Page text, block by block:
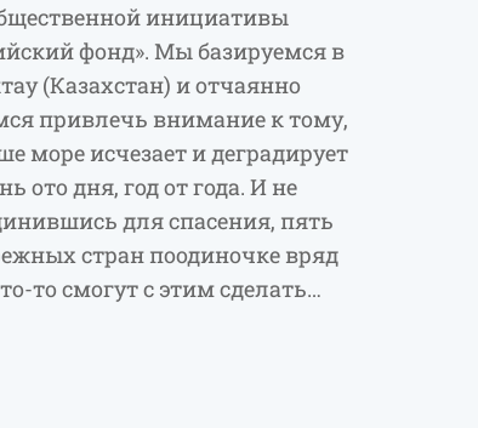
инициативы
фонд». Мы базируемся в
(Казахстан) и отчаянно
привлечь внимание к тому,
море исчезает и деградирует
ото дня, год от года. И не
для спасения, пять
стран поодиночке вряд
то смогут с этим сделать…